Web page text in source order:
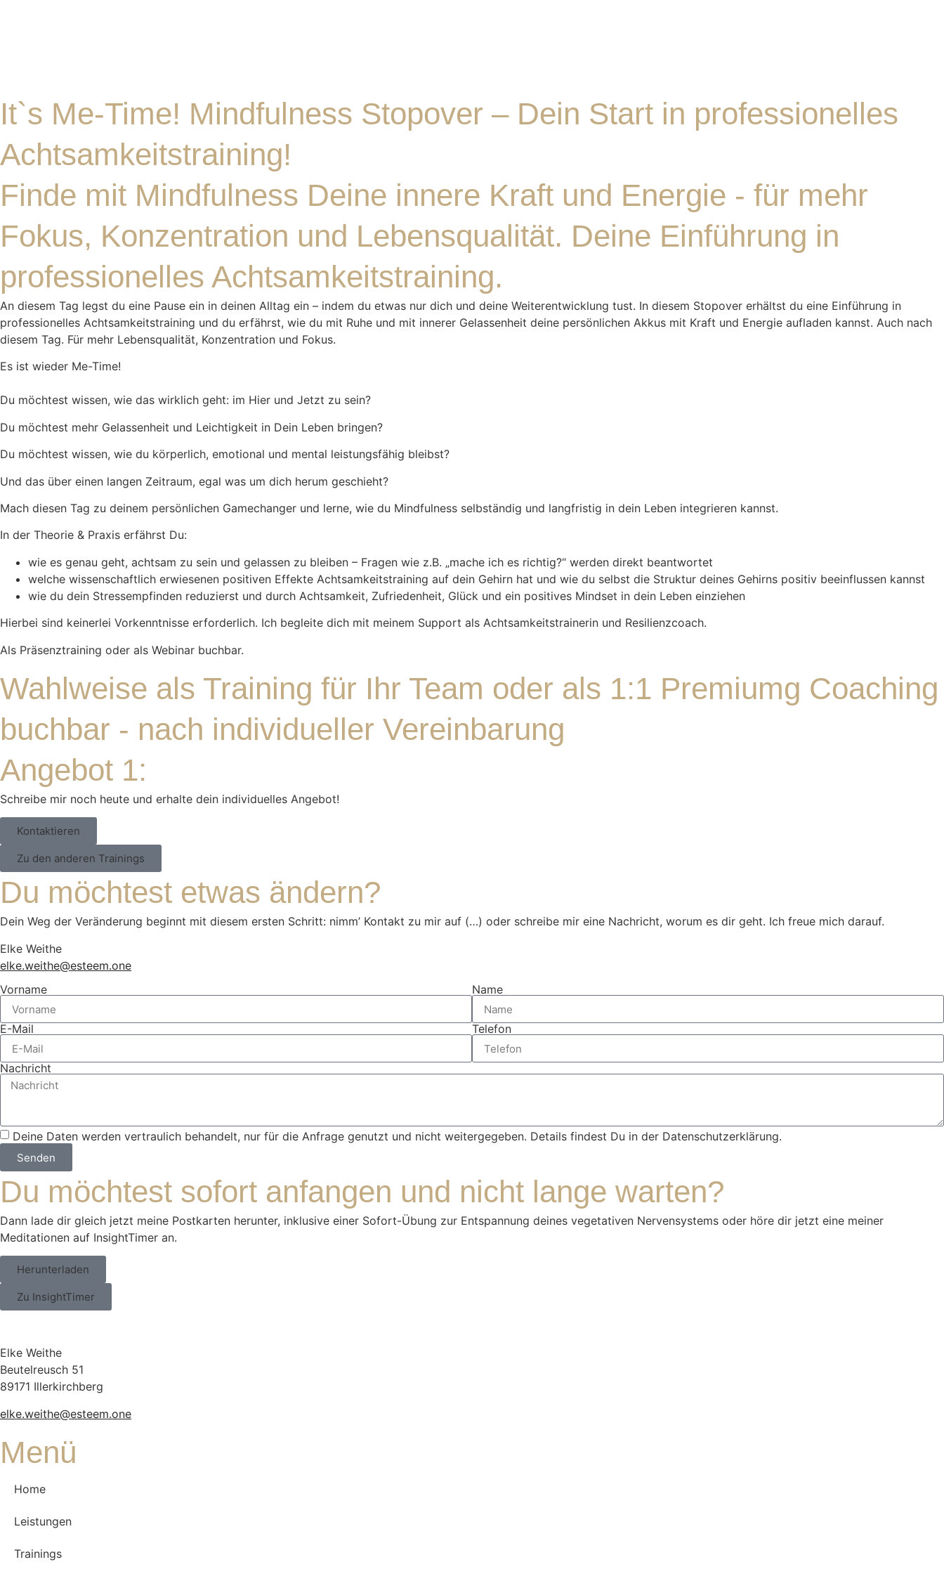
It`s Me-Time! Mindfulness Stopover – Dein Start in professionelles
Achtsamkeitstraining!
Finde mit Mindfulness Deine innere Kraft und Energie - für mehr
Fokus, Konzentration und Lebensqualität. Deine Einführung in
professionelles Achtsamkeitstraining.
An diesem Tag legst du eine Pause ein in deinen Alltag ein – indem du etwas nur dich und deine Weiterentwicklung tust. In diesem Stopover erhältst du eine Einführung in
professionelles Achtsamkeitstraining und du erfährst, wie du mit Ruhe und mit innerer Gelassenheit deine persönlichen Akkus mit Kraft und Energie aufladen kannst. Auch nach
diesem Tag. Für mehr Lebensqualität, Konzentration und Fokus.
Es ist wieder Me-Time!
Du möchtest wissen, wie das wirklich geht: im Hier und Jetzt zu sein?
Du möchtest mehr Gelassenheit und Leichtigkeit in Dein Leben bringen?
Du möchtest wissen, wie du körperlich, emotional und mental leistungsfähig bleibst?
Und das über einen langen Zeitraum, egal was um dich herum geschieht?
Mach diesen Tag zu deinem persönlichen Gamechanger und lerne, wie du Mindfulness selbständig und langfristig in dein Leben integrieren kannst.
In der Theorie & Praxis erfährst Du:
wie es genau geht, achtsam zu sein und gelassen zu bleiben – Fragen wie z.B. „mache ich es richtig?“ werden direkt beantwortet
welche wissenschaftlich erwiesenen positiven Effekte Achtsamkeitstraining auf dein Gehirn hat und wie du selbst die Struktur deines Gehirns positiv beeinflussen kannst
wie du dein Stressempfinden reduzierst und durch Achtsamkeit, Zufriedenheit, Glück und ein positives Mindset in dein Leben einziehen
Hierbei sind keinerlei Vorkenntnisse erforderlich. Ich begleite dich mit meinem Support als Achtsamkeitstrainerin und Resilienzcoach.
Als Präsenztraining oder als Webinar buchbar.
Wahlweise als Training für Ihr Team oder als 1:1 Premiumg Coaching
buchbar - nach individueller Vereinbarung
Angebot 1:
Schreibe mir noch heute und erhalte dein individuelles Angebot!
Kontaktieren
Zu den anderen Trainings
Du möchtest etwas ändern?
Dein Weg der Veränderung beginnt mit diesem ersten Schritt: nimm’ Kontakt zu mir auf (…) oder schreibe mir eine Nachricht, worum es dir geht. Ich freue mich darauf.
Elke Weithe
elke.weithe@esteem.one
Vorname
Name
E-Mail Telefon
Nachricht
Deine Daten werden vertraulich behandelt, nur für die Anfrage genutzt und nicht weitergegeben. Details findest Du in der Datenschutzerklärung.
Senden
Du möchtest sofort anfangen und nicht lange warten?
Dann lade dir gleich jetzt meine Postkarten herunter, inklusive einer Sofort-Übung zur Entspannung deines vegetativen Nervensystems oder höre dir jetzt eine meiner
Meditationen auf InsightTimer an.
Herunterladen
Zu InsightTimer
Elke Weithe
Beutelreusch 51
89171 Illerkirchberg
elke.weithe@esteem.one
Menü
Home
Leistungen
Trainings